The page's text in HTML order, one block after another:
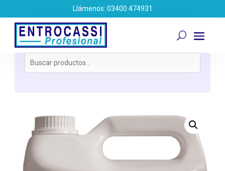
Llámenos: 03400 474931